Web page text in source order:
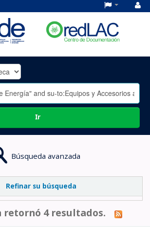
Ir
Búsqueda avanzada
Refinar su búsqueda
retornó 4 resultados.